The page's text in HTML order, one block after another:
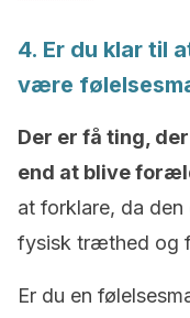
4. Er du klar til
være
Der er få ting,
end at blive
at forklare, da
fysisk træthed og
Er du en